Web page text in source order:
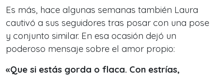
Es más, hace algunas semanas también Laura
cautivó a sus seguidores tras posar con una pose
y conjunto similar. En esa ocasión dejó un
poderoso mensaje sobre el amor propio:
«Que si estás gorda o flaca. Con estrías,